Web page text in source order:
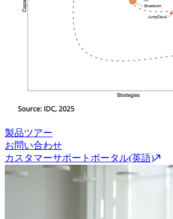
製品ツアー
お問い合わせ
カスタマーサポートポータル(英語)